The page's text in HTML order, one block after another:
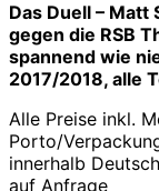
Das Duell – Matt
gegen die RSB
spannend wie
2017/2018, alle
Alle Preise inkl.
Porto/
innerhalb
auf Anfrage